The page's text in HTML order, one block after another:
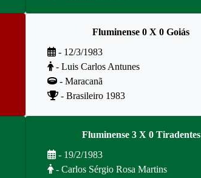
Fluminense 0 X 0 Goiás
- 12/3/1983
- Luis Carlos Antunes
- Maracanã
- Brasileiro 1983
Fluminense 3 X 0 Tiradentes
- 19/2/1983
- Carlos Sérgio Rosa Martins